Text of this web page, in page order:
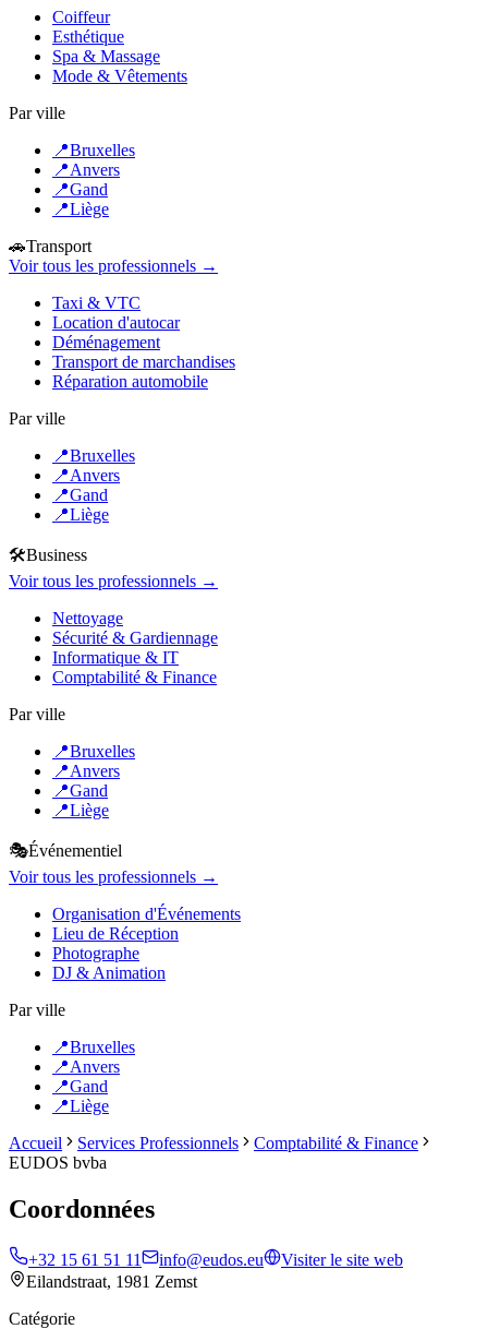
Coiffeur
Esthétique
Spa & Massage
Mode & Vêtements
Par ville
📍Bruxelles
📍Anvers
📍Gand
📍Liège
🚗Transport
Voir tous les professionnels →
Taxi & VTC
Location d'autocar
Déménagement
Transport de marchandises
Réparation automobile
Par ville
📍Bruxelles
📍Anvers
📍Gand
📍Liège
🛠️Business
Voir tous les professionnels →
Nettoyage
Sécurité & Gardiennage
Informatique & IT
Comptabilité & Finance
Par ville
📍Bruxelles
📍Anvers
📍Gand
📍Liège
🎭Événementiel
Voir tous les professionnels →
Organisation d'Événements
Lieu de Réception
Photographe
DJ & Animation
Par ville
📍Bruxelles
📍Anvers
📍Gand
📍Liège
Accueil
Services Professionnels
Comptabilité & Finance
EUDOS bvba
Coordonnées
+32 15 61 51 11 info@eudos.eu
Visiter le site web
Eilandstraat, 1981 Zemst
Catégorie